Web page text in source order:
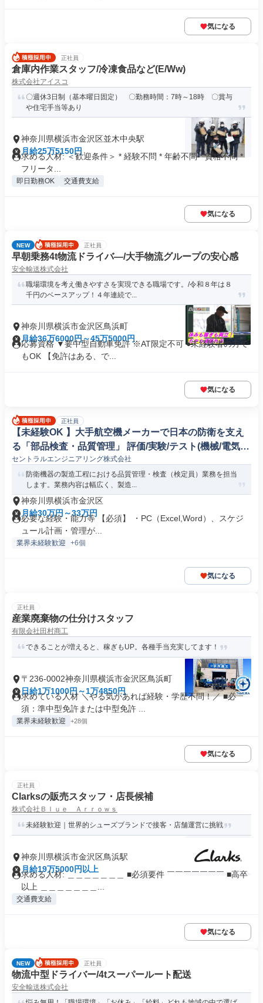
気になる
正社員
倉庫内作業スタッフ/冷凍食品など(E/Ww)
株式会社アイスコ
〇週休3日制（基本曜日固定） 〇勤務時間：7時～18時 〇賞与
や住宅手当等あり
神奈川県横浜市金沢区並木中央駅
月給25万5150円
求める人材: ＜歓迎条件＞ * 経験不問 * 年齢不問 * 資格不問 *
フリータ...
即日勤務OK 交通費支給
気になる
NEW 正社員
早朝乗務4t物流ドライバ―/大手物流グループの安心感
安全輸送株式会社
職場環境を考え働きやすさを実現できる職場です。/令和８年は８
千円のベースアップ！４年連続で...
神奈川県横浜市金沢区鳥浜町
月給36万6000円～45万5000円
応募資格 ▼要中型自動車免許 ※AT限定不可 ●未経験者の方で
もOK 【免許はある、で...
気になる
正社員
【未経験OK 】大手航空機メーカーで日本の防衛を支え
る「部品検査・品質管理」 評価/実験/テスト(機械/電気/
電子製品専門職)
セントラルエンジニアリング株式会社
防衛機器の製造工程における品質管理・検査（検定員）業務を担当
します。業務内容は幅広く、製造...
神奈川県横浜市金沢区
月給30万円～33万円
必要な経験・能力等 【必須】 ・PC（Excel,Word）、スケジ
ュール計画・管理が...
業界未経験歓迎 +6個
気になる
正社員
産業廃棄物の仕分けスタッフ
有限会社田村商工
できることが増えると、稼ぎもUP。各種手当充実してます！
〒236-0002神奈川県横浜市金沢区鳥浜町
日給1万1000円～1万4850円
求めている人材 ＼やる気があれば経験・学歴不問！／ ■必
須：準中型免許または中型免許 ...
業界未経験歓迎 +28個
気になる
正社員
Clarksの販売スタッフ・店長候補
株式会社Ｂｌｕｅ Ａｒｒｏｗｓ
未経験歓迎｜世界的シューズブランドで接客・店舗運営に挑戦
神奈川県横浜市金沢区鳥浜駅
月給19万5000円以上
求める人材: ＿＿＿＿＿＿＿ ■必須要件 ￣￣￣￣￣￣￣ ■高卒
以上 ＿＿＿＿＿＿＿...
交通費支給
気になる
NEW 正社員
物流中型ドライバー/4tスーパールート配送
安全輸送株式会社